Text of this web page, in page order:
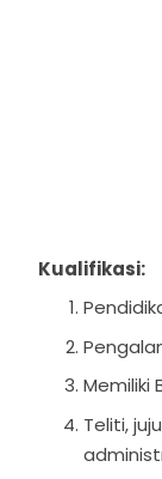
Kualifikasi:
Memiliki
Teliti,